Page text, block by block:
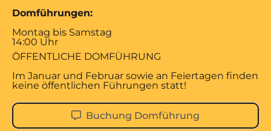
Domführungen:
Montag bis Samstag
14:00 Uhr
ÖFFENTLICHE DOMFÜHRUNG
Im Januar und Februar sowie an Feiertagen finden
keine öffentlichen Führungen statt!
Buchung Domführung